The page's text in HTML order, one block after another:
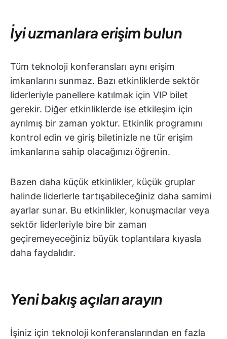
İyi uzmanlara erişim bulun
Tüm teknoloji konferansları aynı erişim
imkanlarını sunmaz. Bazı etkinliklerde sektör
liderleriyle panellere katılmak için VIP bilet
gerekir. Diğer etkinliklerde ise etkileşim için
ayrılmış bir zaman yoktur. Etkinlik programını
kontrol edin ve giriş biletinizle ne tür erişim
imkanlarına sahip olacağınızı öğrenin.
Bazen daha küçük etkinlikler, küçük gruplar
halinde liderlerle tartışabileceğiniz daha samimi
ayarlar sunar. Bu etkinlikler, konuşmacılar veya
sektör liderleriyle bire bir zaman
geçiremeyeceğiniz büyük toplantılara kıyasla
daha faydalıdır.
Yeni bakış açıları arayın
İşiniz için teknoloji konferanslarından en fazla